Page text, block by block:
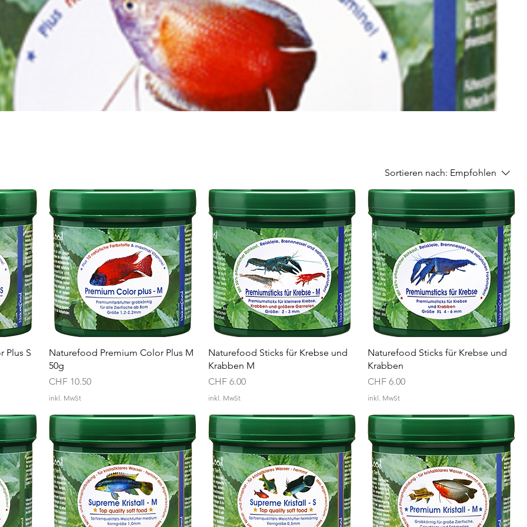
Sortieren nach: Empfohlen
Plus S
Naturefood Premium Color Plus M
50g
Preis
CHF 10.50
inkl. MwSt
Naturefood Sticks für Krebse und
Krabben M
Preis
CHF 6.00
inkl. MwSt
Naturefood Sticks für Krebse und
Krabben
Preis
CHF 6.00
inkl. MwSt